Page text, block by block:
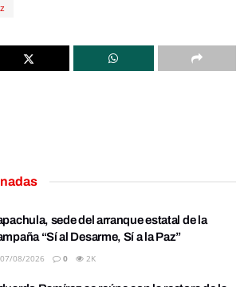
sede del arranque estatal de la
“Sí al Desarme, Sí a la Paz”
07/08/2026 0 2K